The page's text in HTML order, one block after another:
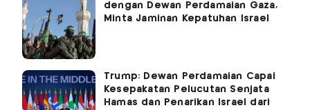
dengan Dewan Perdamaian Gaza,
Minta Jaminan Kepatuhan Israel
Trump: Dewan Perdamaian Capai
Kesepakatan Pelucutan Senjata
Hamas dan Penarikan Israel dari